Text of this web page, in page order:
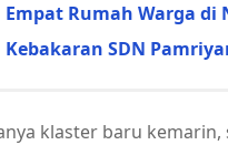
Empat Rumah Warga di
Kebakaran SDN
klaster baru